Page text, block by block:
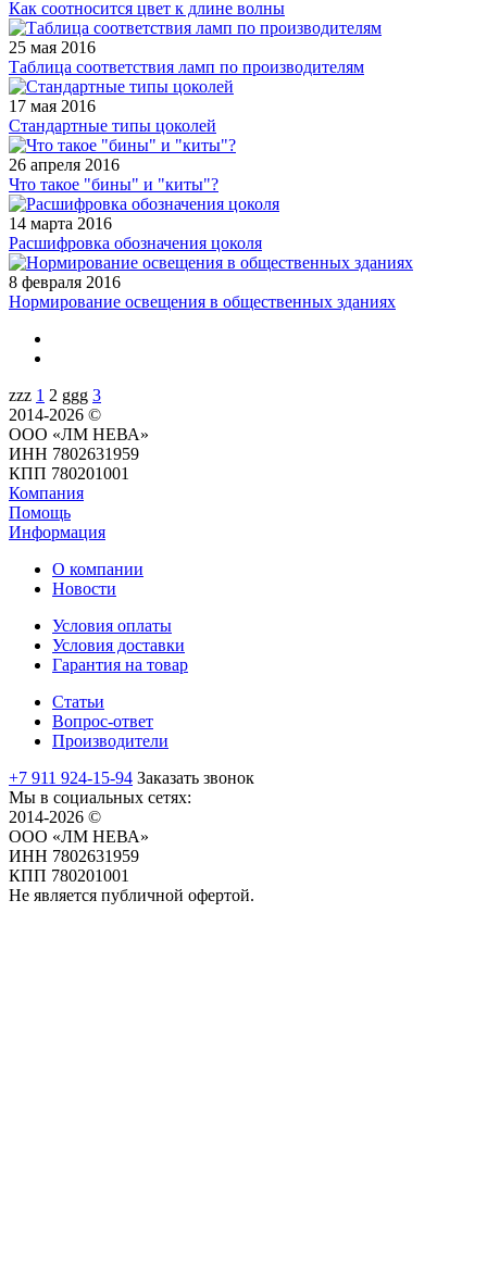
Как соотносится цвет к длине волны
25 мая 2016
Таблица соответствия ламп по производителям
17 мая 2016
Стандартные типы цоколей
26 апреля 2016
Что такое "бины" и "киты"?
14 марта 2016
Расшифровка обозначения цоколя
8 февраля 2016
Нормирование освещения в общественных зданиях
zzz 1 2 ggg 3
2014-2026 ©
ООО «ЛМ НЕВА»
ИНН 7802631959
КПП 780201001
Компания
Помощь
Информация
О компании
Новости
Условия оплаты
Условия доставки
Гарантия на товар
Статьи
Вопрос-ответ
Производители
+7 911 924-15-94 Заказать звонок
Мы в социальных сетях:
2014-2026 ©
ООО «ЛМ НЕВА»
ИНН 7802631959
КПП 780201001
Не является публичной офертой.